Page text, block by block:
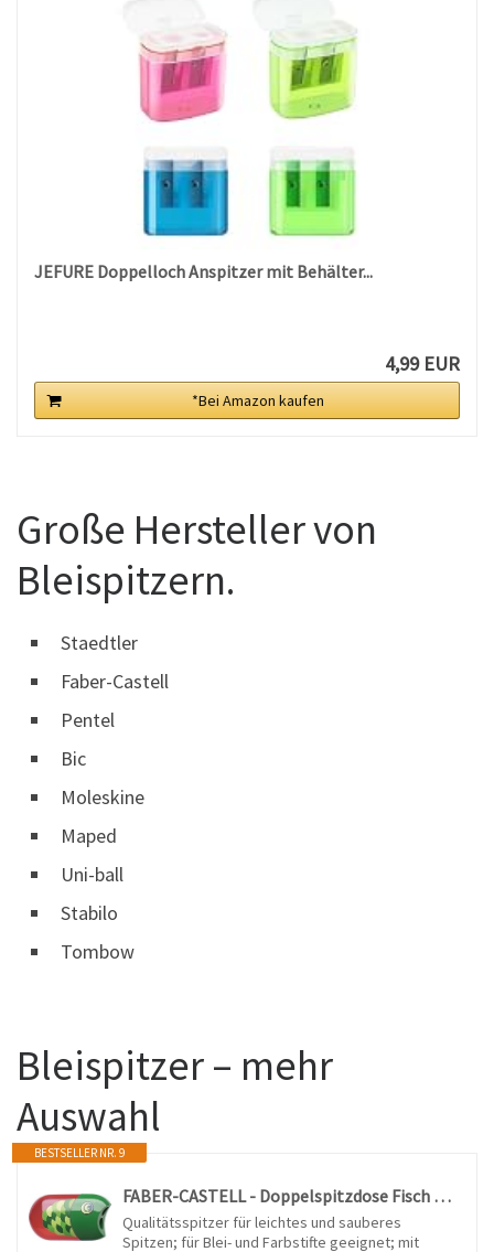
JEFURE Doppelloch Anspitzer mit Behälter...
4,99 EUR
*Bei Amazon kaufen
Große Hersteller von
Bleispitzern.
Staedtler
Faber-Castell
Pentel
Bic
Moleskine
Maped
Uni-ball
Stabilo
Tombow
Bleispitzer – mehr
Auswahl
BESTSELLER NR. 9
FABER-CASTELL - Doppelspitzdose Fisch inkl. Radiergummi
Qualitätsspitzer für leichtes und sauberes
Spitzen; für Blei- und Farbstifte geeignet; mit